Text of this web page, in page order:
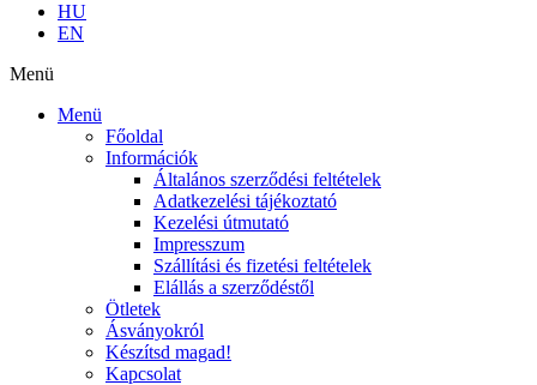
HU
EN
Menü
Menü
Főoldal
Információk
Általános szerződési feltételek
Adatkezelési tájékoztató
Kezelési útmutató
Impresszum
Szállítási és fizetési feltételek
Elállás a szerződéstől
Ötletek
Ásványokról
Készítsd magad!
Kapcsolat